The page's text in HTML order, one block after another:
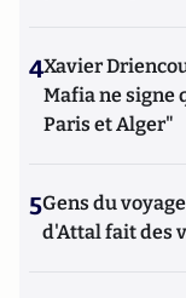
4Xavier
Mafia ne signe
Paris et Alger"
5Gens du
d'Attal fait des